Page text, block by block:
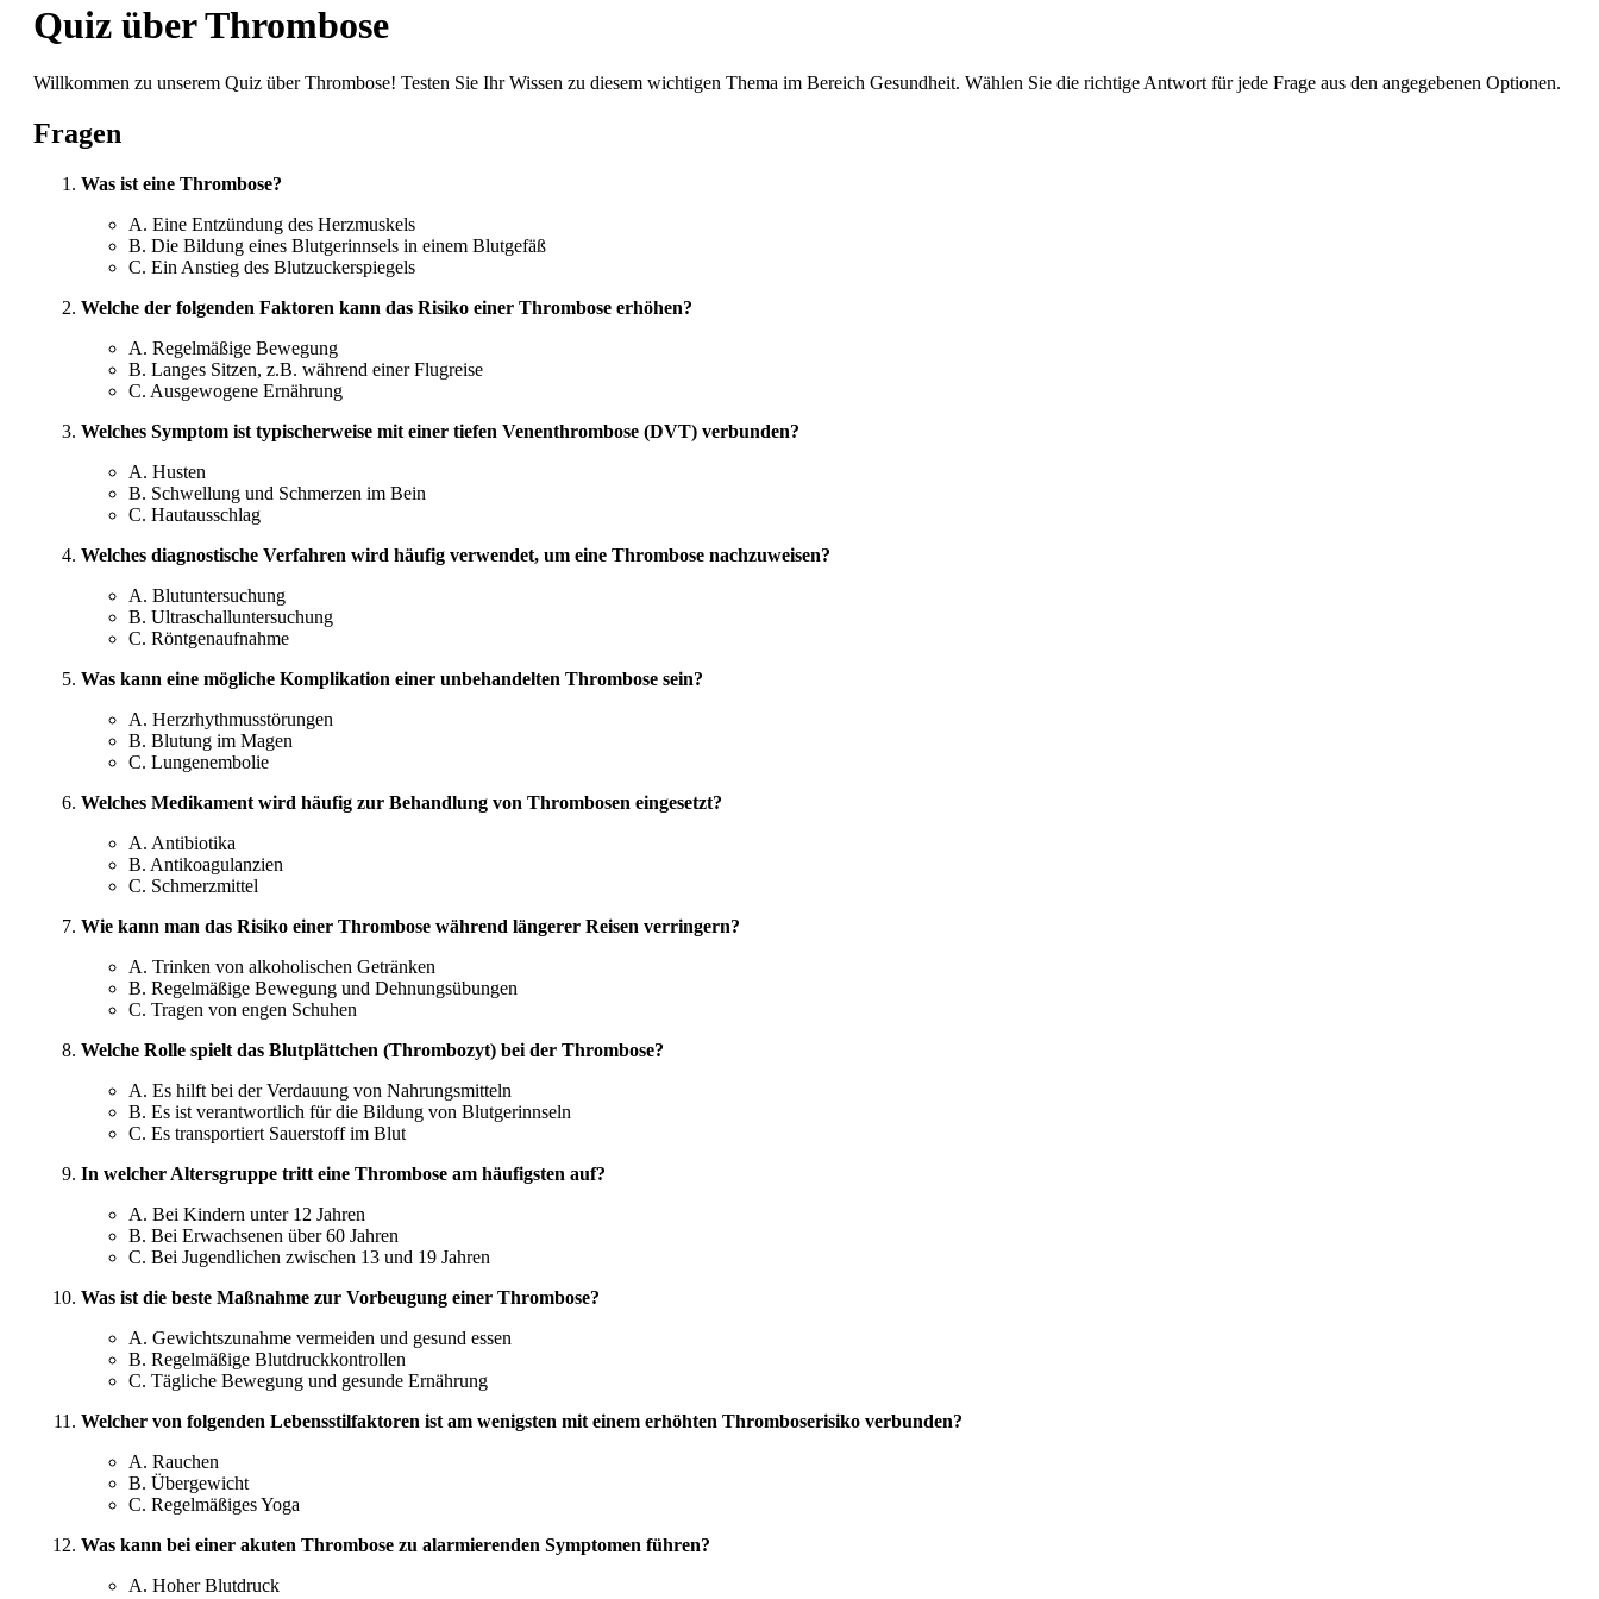
Quiz über Thrombose
Willkommen zu unserem Quiz über Thrombose! Testen Sie Ihr Wissen zu diesem wichtigen Thema im Bereich Gesundheit. Wählen Sie die richtige Antwort für jede Frage aus den angegebenen Optionen.
Fragen
Was ist eine Thrombose?
A. Eine Entzündung des Herzmuskels
B. Die Bildung eines Blutgerinnsels in einem Blutgefäß
C. Ein Anstieg des Blutzuckerspiegels
Welche der folgenden Faktoren kann das Risiko einer Thrombose erhöhen?
A. Regelmäßige Bewegung
B. Langes Sitzen, z.B. während einer Flugreise
C. Ausgewogene Ernährung
Welches Symptom ist typischerweise mit einer tiefen Venenthrombose (DVT) verbunden?
A. Husten
B. Schwellung und Schmerzen im Bein
C. Hautausschlag
Welches diagnostische Verfahren wird häufig verwendet, um eine Thrombose nachzuweisen?
A. Blutuntersuchung
B. Ultraschalluntersuchung
C. Röntgenaufnahme
Was kann eine mögliche Komplikation einer unbehandelten Thrombose sein?
A. Herzrhythmusstörungen
B. Blutung im Magen
C. Lungenembolie
Welches Medikament wird häufig zur Behandlung von Thrombosen eingesetzt?
A. Antibiotika
B. Antikoagulanzien
C. Schmerzmittel
Wie kann man das Risiko einer Thrombose während längerer Reisen verringern?
A. Trinken von alkoholischen Getränken
B. Regelmäßige Bewegung und Dehnungsübungen
C. Tragen von engen Schuhen
Welche Rolle spielt das Blutplättchen (Thrombozyt) bei der Thrombose?
A. Es hilft bei der Verdauung von Nahrungsmitteln
B. Es ist verantwortlich für die Bildung von Blutgerinnseln
C. Es transportiert Sauerstoff im Blut
In welcher Altersgruppe tritt eine Thrombose am häufigsten auf?
A. Bei Kindern unter 12 Jahren
B. Bei Erwachsenen über 60 Jahren
C. Bei Jugendlichen zwischen 13 und 19 Jahren
Was ist die beste Maßnahme zur Vorbeugung einer Thrombose?
A. Gewichtszunahme vermeiden und gesund essen
B. Regelmäßige Blutdruckkontrollen
C. Tägliche Bewegung und gesunde Ernährung
Welcher von folgenden Lebensstilfaktoren ist am wenigsten mit einem erhöhten Thromboserisiko verbunden?
A. Rauchen
B. Übergewicht
C. Regelmäßiges Yoga
Was kann bei einer akuten Thrombose zu alarmierenden Symptomen führen?
A. Hoher Blutdruck